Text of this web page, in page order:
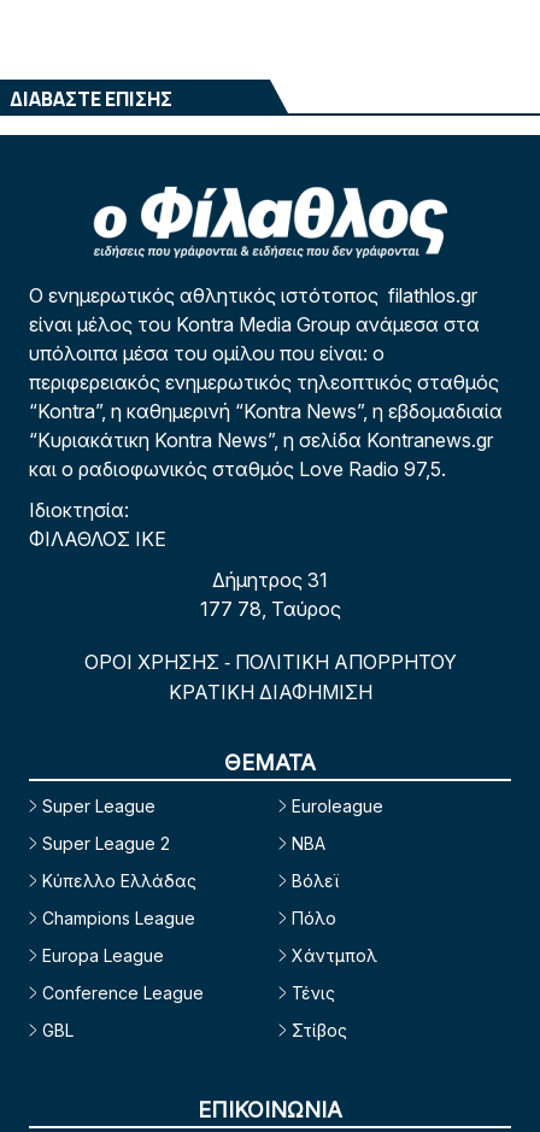
ΔΙΑΒΑΣΤΕ ΕΠΙΣΗΣ
Ο ενημερωτικός αθλητικός ιστότοπος filathlos.gr
είναι μέλος του Kontra Media Group ανάμεσα στα
υπόλοιπα μέσα του ομίλου που είναι: ο
περιφερειακός ενημερωτικός τηλεοπτικός σταθμός
“Kontra”, η καθημερινή “Kontra News”, η εβδομαδιαία
“Κυριακάτικη Kontra News”, η σελίδα Kontranews.gr
και ο ραδιοφωνικός σταθμός Love Radio 97,5.
Ιδιοκτησία:
ΦΙΛΑΘΛΟΣ ΙΚΕ
Δήμητρος 31
177 78, Ταύρος
ΟΡΟΙ ΧΡΗΣΗΣ - ΠΟΛΙΤΙΚΗ ΑΠΟΡΡΗΤΟΥ
ΚΡΑΤΙΚΗ ΔΙΑΦΗΜΙΣΗ
ΘΕΜΑΤΑ
Super League
Super League 2
Κύπελλο Ελλάδας
Champions League
Europa League
Conference League
GBL
Euroleague
NBA
Βόλεϊ
Πόλο
Χάντμπολ
Τένις
Στίβος
ΕΠΙΚΟΙΝΩΝΙΑ